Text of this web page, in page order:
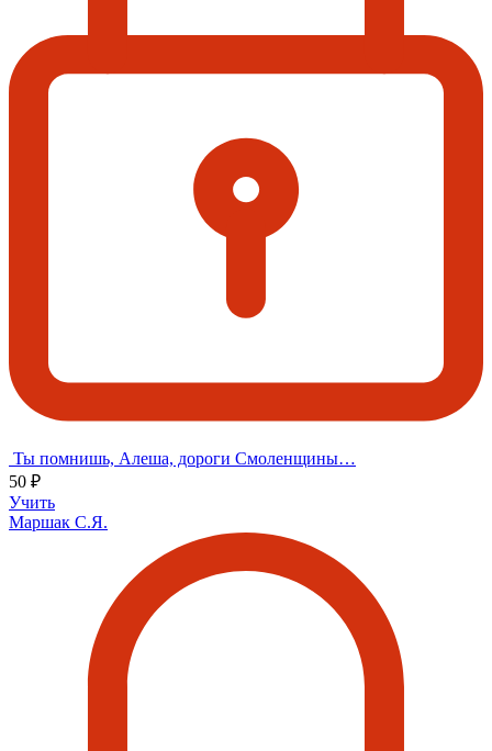
Ты помнишь, Алеша, дороги Смоленщины…
50 ₽
Учить
Маршак С.Я.